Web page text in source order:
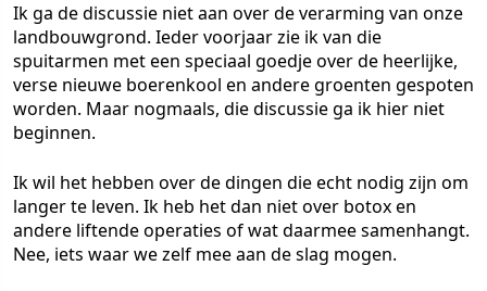
Ik ga de discussie niet aan over de verarming van onze
landbouwgrond. Ieder voorjaar zie ik van die
spuitarmen met een speciaal goedje over de heerlijke,
verse nieuwe boerenkool en andere groenten gespoten
worden. Maar nogmaals, die discussie ga ik hier niet
beginnen.
Ik wil het hebben over de dingen die echt nodig zijn om
langer te leven. Ik heb het dan niet over botox en
andere liftende operaties of wat daarmee samenhangt.
Nee, iets waar we zelf mee aan de slag mogen.